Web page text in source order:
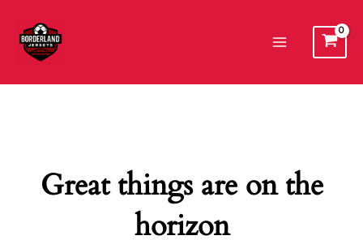
contenido
Great things are on the
horizon